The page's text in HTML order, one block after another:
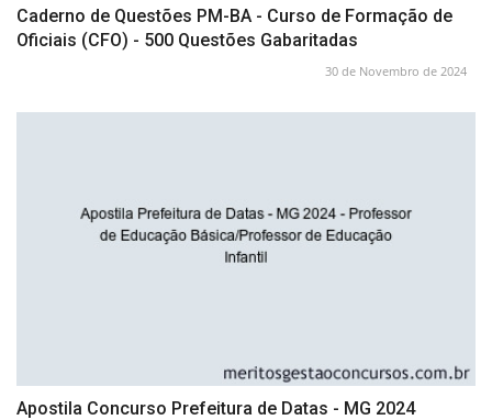
Caderno de Questões PM-BA - Curso de Formação de
Oficiais (CFO) - 500 Questões Gabaritadas
30 de Novembro de 2024
Apostila Concurso Prefeitura de Datas - MG 2024